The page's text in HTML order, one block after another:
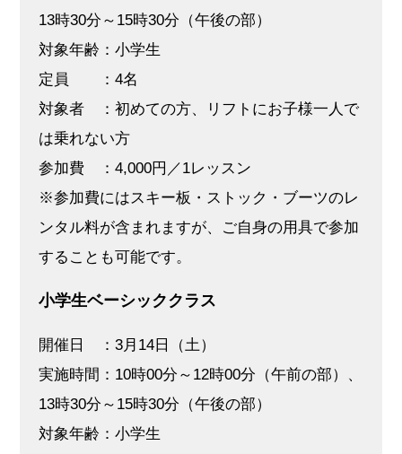
13時30分～15時30分（午後の部）
対象年齢：小学生
定員 ：4名
対象者 ：初めての方、リフトにお子様一人で
は乗れない方
参加費 ：4,000円／1レッスン
※参加費にはスキー板・ストック・ブーツのレ
ンタル料が含まれますが、ご自身の用具で参加
することも可能です。
小学生ベーシッククラス
開催日 ：3月14日（土）
実施時間：10時00分～12時00分（午前の部）、
13時30分～15時30分（午後の部）
対象年齢：小学生